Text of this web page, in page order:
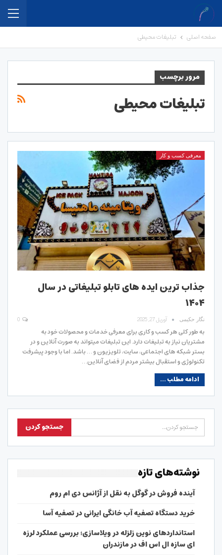
صفحه اصلی تبلیغات محیطی
مرور برچسب
تبلیغات محیطی
معرفی کسب و کار
جذاب ترین ایده های تابلو تبلیغاتی در سال
۱۴۰۴
نگار حکیمی آوریل 27, 2025
به طور کلی هر کسب و کاری برای معرفی خدمات و محصولات خود به
مشتریان نیاز به تبلیغات دارد. این تبلیغات میتواند به صورت آنلاین و در
بستر شبکه های اجتماعی، سایت، تلویزیون و … باشد. اما با وجود پیشرفت
تکنولوژی و استقبال بیشتر مردم از فضای آنلاین…
ادامه مطلب ...
نوشته‌های تازه
آینده فروش در گوگل به نقل از آژانس دی ام روم
خرید دستگاه تصفیه آب خانگی ایرانی در تصفیه آسا
استانداردهای نوین زلزله در ویلاسازی؛ بررسی عملکرد لرزه
ای سازه ال اس اف در مازندران